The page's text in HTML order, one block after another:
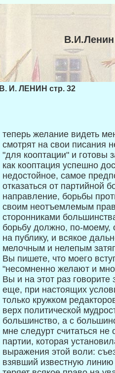
В. И. ЛЕНИН стр. 32
теперь желание видеть
смотрят на свои писания
"для кооптации" и го­товы
как кооптация успешно
недостойное, самое
отказаться от партийной
направление, борьбы
своим неотъемлемым
сто­ронниками
борьбу должно, по-моему,
на публику, и всякое
мелочным и нелепым
Вы пишете, что моего
"несомненно желают и
Вы и на этот раз
еще, при настоящих
только кружком
верх политической
большинство, а с
мне следурт считаться
партии, которая
выражения этой воли:
взявший известную